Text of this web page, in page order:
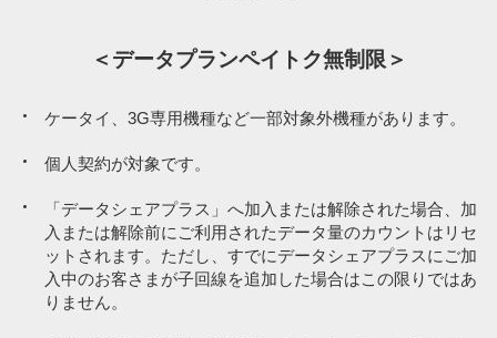
新みんな家族割
（3回線以上）
-1,210円／月
ペイトク50※9
7,997円／月
基本プラン（音声）
新みんな家族割
（3回線以上）
-1,210円／月
ペイトク30※9
6,897円／月
基本プラン（音声）
新みんな家族割
（3回線以上）
-1,210円／月
＜データプランペイトク無制限＞
ケータイ、3G専用機種など一部対象外機種があります。
個人契約が対象です。
「データシェアプラス」へ加入または解除された場合、加
入または解除前にご利用されたデータ量のカウントはリセ
ットされます。ただし、すでにデータシェアプラスにご加
入中のお客さまが子回線を追加した場合はこの限りではあ
りません。